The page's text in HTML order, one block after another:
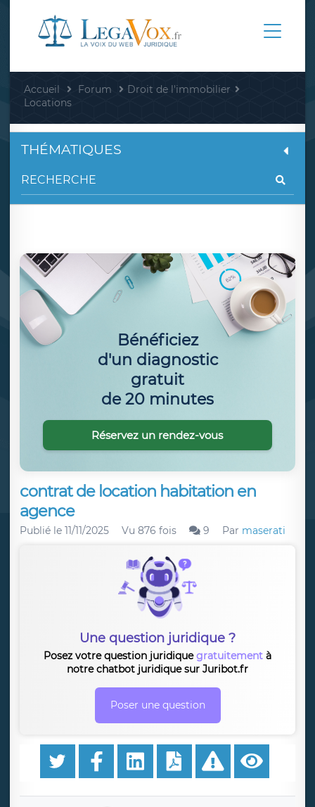
Accueil Forum
Droit de l'immobilier
Locations
contrat de location habitation en
agence
Publié le 11/11/2025 Vu 876 fois 9 Par maserati
Une question juridique ?
Posez votre question juridiquegratuitement à
notre chatbot juridique sur Juribot.fr
Poser une question
THÉMATIQUES
Bénéficiez
d'un diagnostic
gratuit
de 20 minutes
Réservez un rendez-vous